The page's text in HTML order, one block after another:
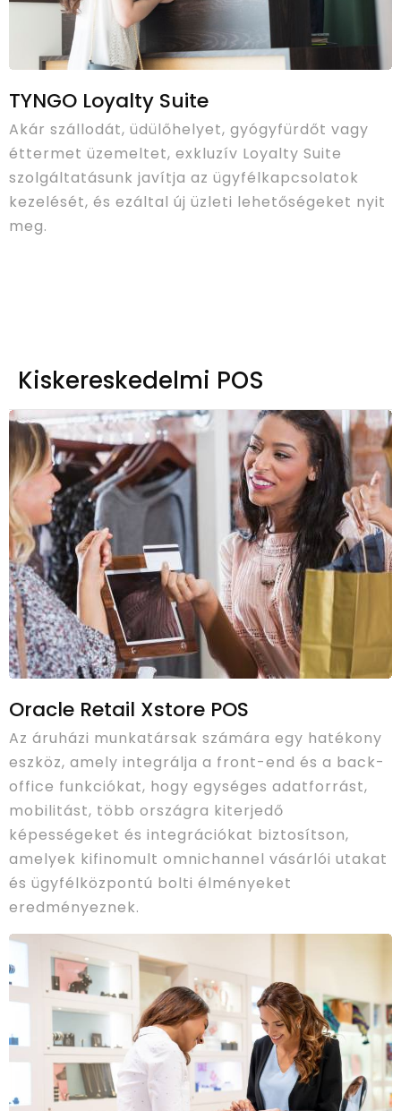
TYNGO Loyalty Suite
Akár szállodát, üdülőhelyet, gyógyfürdőt vagy
éttermet üzemeltet, exkluzív Loyalty Suite
szolgáltatásunk javítja az ügyfélkapcsolatok
kezelését, és ezáltal új üzleti lehetőségeket nyit
meg.
Kiskereskedelmi POS
Oracle Retail Xstore POS
Az áruházi munkatársak számára egy hatékony
eszköz, amely integrálja a front-end és a back-
office funkciókat, hogy egységes adatforrást,
mobilitást, több országra kiterjedő
képességeket és integrációkat biztosítson,
amelyek kifinomult omnichannel vásárlói utakat
és ügyfélközpontú bolti élményeket
eredményeznek.